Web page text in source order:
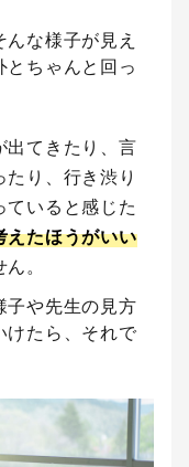
な様子が見え
ちゃんと回っ
出てきたり、言
り、行き渋り
いると感じた
えたほうがいい
。
子や先生の見方
けたら、それで